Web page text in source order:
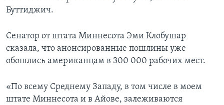
Буттиджич.
Сенатор от штата Миннесота Эми Клобушар
сказала, что анонсированные пошлины уже
обошлись американцам в 300 000 рабочих мест.
«По всему Среднему Западу, в том числе в моем
штате Миннесота и в Айове, залеживаются